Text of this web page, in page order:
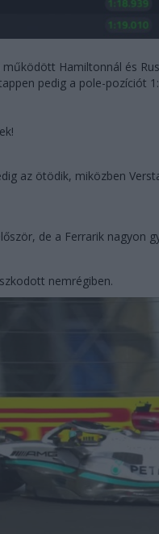
Hamiltonnál és
pedig a pole-pozíciót
az ötödik, miközben
de a Ferrarik nagyon
nemrégiben.